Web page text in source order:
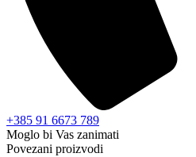
+385 91 6673 789
Moglo bi Vas zanimati
Povezani proizvodi